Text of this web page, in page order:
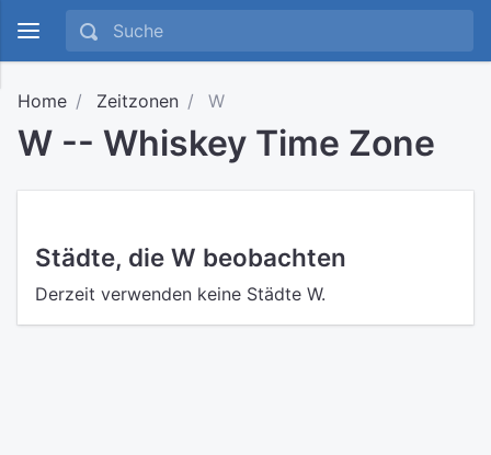
Home Zeitzonen W
W -- Whiskey Time Zone
Städte, die W beobachten
Derzeit verwenden keine Städte W.